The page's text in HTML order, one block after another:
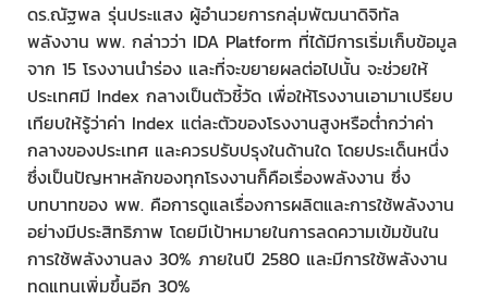
ดร.ณัฐพล รุ่นประแสง ผู้อำนวยการกลุ่มพัฒนาดิจิทัล
พลังงาน พพ. กล่าวว่า IDA Platform ที่ได้มีการเริ่มเก็บข้อมูล
จาก 15 โรงงานนำร่อง และที่จะขยายผลต่อไปนั้น จะช่วยให้
ประเทศมี Index กลางเป็นตัวชี้วัด เพื่อให้โรงงานเอามาเปรียบ
เทียบให้รู้ว่าค่า Index แต่ละตัวของโรงงานสูงหรือต่ำกว่าค่า
กลางของประเทศ และควรปรับปรุงในด้านใด โดยประเด็นหนึ่ง
ซึ่งเป็นปัญหาหลักของทุกโรงงานก็คือเรื่องพลังงาน ซึ่ง
บทบาทของ พพ. คือการดูแลเรื่องการผลิตและการใช้พลังงาน
อย่างมีประสิทธิภาพ โดยมีเป้าหมายในการลดความเข้มข้นใน
การใช้พลังงานลง 30% ภายในปี 2580 และมีการใช้พลังงาน
ทดแทนเพิ่มขึ้นอีก 30%